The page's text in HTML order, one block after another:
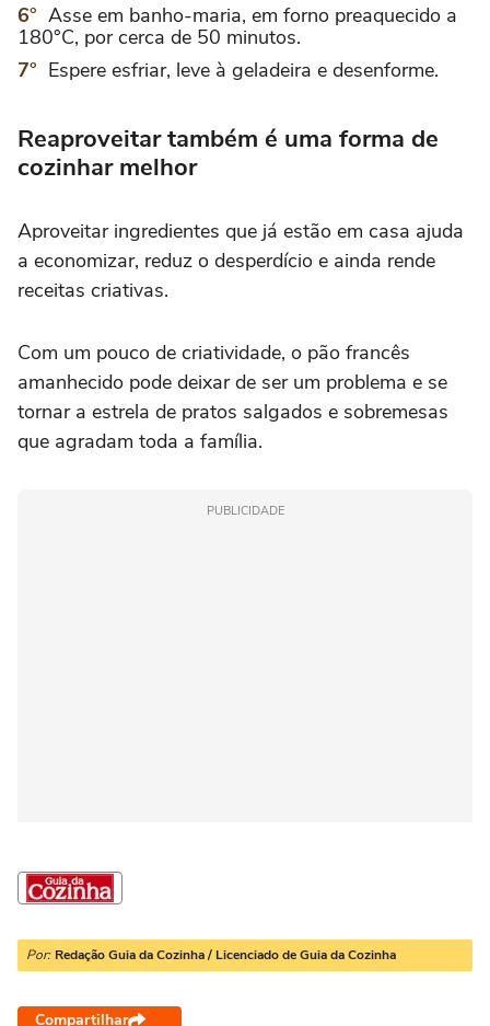
Asse em banho-maria, em forno preaquecido a
180°C, por cerca de 50 minutos.
Espere esfriar, leve à geladeira e desenforme.
Reaproveitar também é uma forma de
cozinhar melhor
Aproveitar ingredientes que já estão em casa ajuda
a economizar, reduz o desperdício e ainda rende
receitas criativas.
Com um pouco de criatividade, o pão francês
amanhecido pode deixar de ser um problema e se
tornar a estrela de pratos salgados e sobremesas
que agradam toda a família.
PUBLICIDADE
Por: Redação Guia da Cozinha / Licenciado de Guia da Cozinha
Compartilhar